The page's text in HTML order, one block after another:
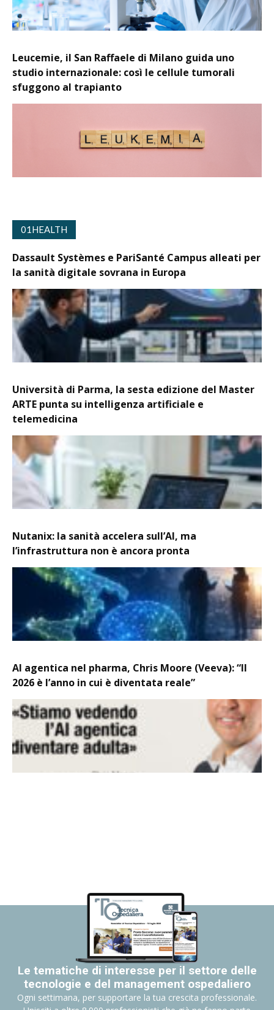
Leucemie, il San Raffaele di Milano guida uno
studio internazionale: così le cellule tumorali
sfuggono al trapianto
01HEALTH
Dassault Systèmes e PariSanté Campus alleati per
la sanità digitale sovrana in Europa
Università di Parma, la sesta edizione del Master
ARTE punta su intelligenza artificiale e
telemedicina
Nutanix: la sanità accelera sull’AI, ma
l’infrastruttura non è ancora pronta
AI agentica nel pharma, Chris Moore (Veeva): “Il
2026 è l’anno in cui è diventata reale”
Le tematiche di interesse per il settore delle
tecnologie e del management ospedaliero
Ogni settimana, per supportare la tua crescita professionale.